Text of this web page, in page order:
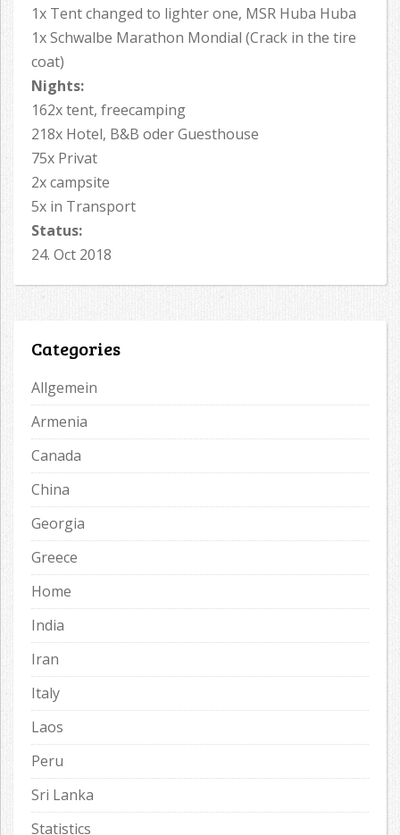
1x Tent changed to lighter one, MSR Huba Huba
1x Schwalbe Marathon Mondial (Crack in the tire
coat)
Nights:
162x tent, freecamping
218x Hotel, B&B oder Guesthouse
75x Privat
2x campsite
5x in Transport
Status:
24. Oct 2018
Categories
Allgemein
Armenia
Canada
China
Georgia
Greece
Home
India
Iran
Italy
Laos
Peru
Sri Lanka
Statistics